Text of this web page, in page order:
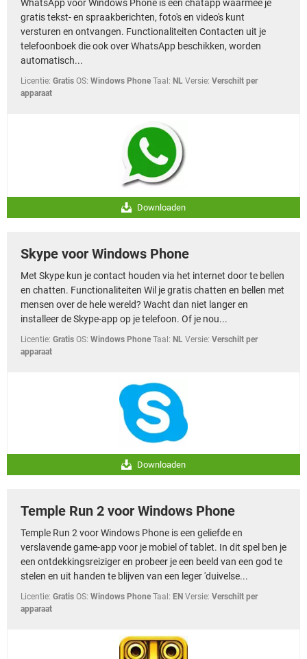
TIKTOK
WhatsApp voor Windows Phone is een chatapp waarmee je
gratis tekst- en spraakberichten, foto's en video's kunt
versturen en ontvangen. Functionaliteiten Contacten uit je
telefoonboek die ook over WhatsApp beschikken, worden
automatisch...
Licentie: Gratis OS: Windows Phone Taal: NL Versie: Verschilt per
apparaat
Downloaden
Skype voor Windows Phone
Met Skype kun je contact houden via het internet door te bellen
en chatten. Functionaliteiten Wil je gratis chatten en bellen met
mensen over de hele wereld? Wacht dan niet langer en
installeer de Skype-app op je telefoon. Of je nou...
Licentie: Gratis OS: Windows Phone Taal: NL Versie: Verschilt per
apparaat
Downloaden
Temple Run 2 voor Windows Phone
Temple Run 2 voor Windows Phone is een geliefde en
verslavende game-app voor je mobiel of tablet. In dit spel ben je
een ontdekkingsreiziger en probeer je een beeld van een god te
stelen en uit handen te blijven van een leger 'duivelse...
Licentie: Gratis OS: Windows Phone Taal: EN Versie: Verschilt per
apparaat